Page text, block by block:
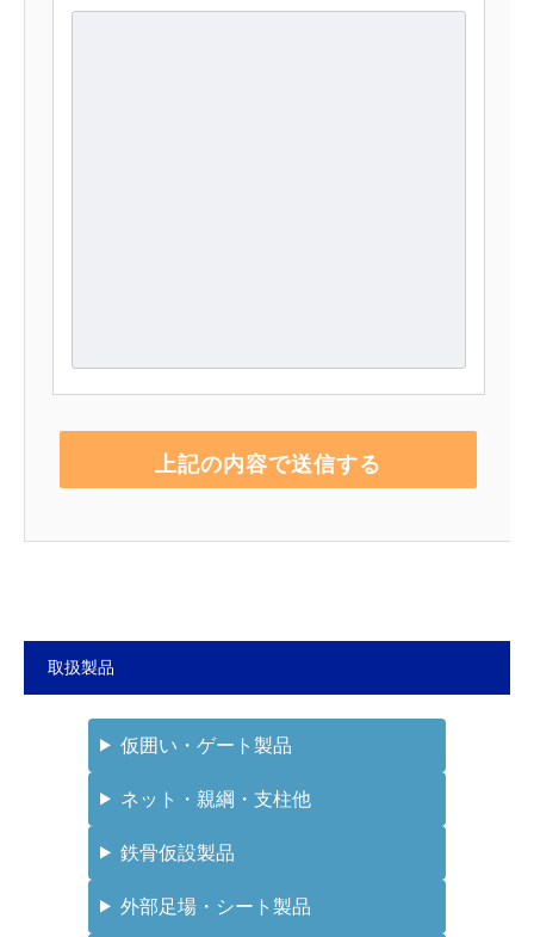
取扱製品
仮囲い・ゲート製品
ネット・親綱・支柱他
鉄骨仮設製品
外部足場・シート製品